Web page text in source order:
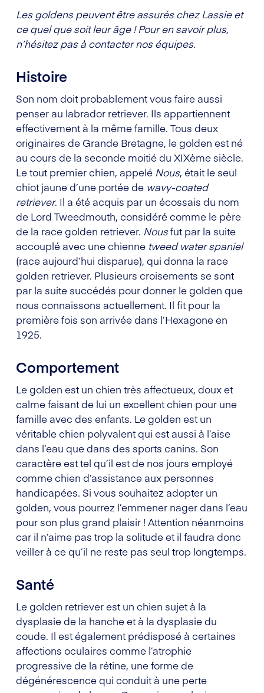
Les goldens peuvent être assurés chez Lassie et
ce quel que soit leur âge ! Pour en savoir plus,
n’hésitez pas à contacter nos équipes.
Histoire
Son nom doit probablement vous faire aussi
penser au labrador retriever. Ils appartiennent
effectivement à la même famille. Tous deux
originaires de Grande Bretagne, le golden est né
au cours de la seconde moitié du XIXème siècle.
Le tout premier chien, appelé Nous, était le seul
chiot jaune d’une portée de wavy-coated
retriever. Il a été acquis par un écossais du nom
de Lord Tweedmouth, considéré comme le père
de la race golden retriever. Nousfut par la suite
accouplé avec une chienne tweed water spaniel
(race aujourd’hui disparue), qui donna la race
golden retriever. Plusieurs croisements se sont
par la suite succédés pour donner le golden que
nous connaissons actuellement. Il fit pour la
première fois son arrivée dans l’Hexagone en
1925.
Comportement
Le golden est un chien très affectueux, doux et
calme faisant de lui un excellent chien pour une
famille avec des enfants. Le golden est un
véritable chien polyvalent qui est aussi à l’aise
dans l’eau que dans des sports canins. Son
caractère est tel qu’il est de nos jours employé
comme chien d’assistance aux personnes
handicapées. Si vous souhaitez adopter un
golden, vous pourrez l’emmener nager dans l’eau
pour son plus grand plaisir ! Attention néanmoins
car il n’aime pas trop la solitude et il faudra donc
veiller à ce qu’il ne reste pas seul trop longtemps.
Santé
Le golden retriever est un chien sujet à la
dysplasie de la hanche et à la dysplasie du
coude. Il est également prédisposé à certaines
affections oculaires comme l’atrophie
progressive de la rétine, une forme de
dégénérescence qui conduit à une perte